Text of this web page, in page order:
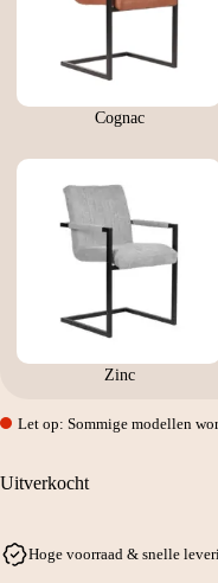
Cognac
Zinc
Let op: Sommige modellen
Uitverkocht
Hoge voorraad & snelle